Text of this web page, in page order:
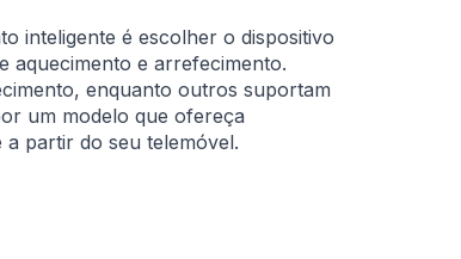
inteligente é escolher o dispositivo
aquecimento e arrefecimento.
enquanto outros suportam
um modelo que ofereça
partir do seu telemóvel.